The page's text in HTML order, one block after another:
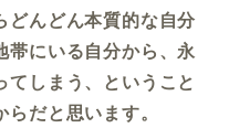
どんどん本質的な自分
帯にいる自分から、永
てしまう、ということ
だと思います。